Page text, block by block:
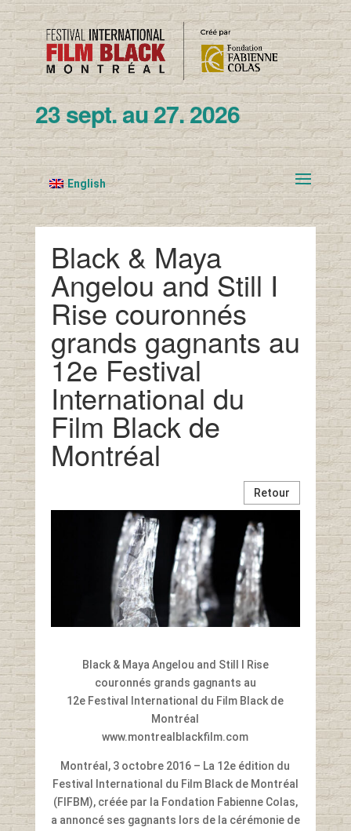
23 sept. au 27. 2026
English
Black & Maya
Angelou and Still I
Rise couronnés
grands gagnants au
12e Festival
International du
Film Black de
Montréal
Retour
Black & Maya Angelou and Still I Rise
couronnés grands gagnants au
12e Festival International du Film Black de
Montréal
www.montrealblackfilm.com
Montréal, 3 octobre 2016 – La 12e édition du
Festival International du Film Black de Montréal
(FIFBM), créée par la Fondation Fabienne Colas,
a annoncé ses gagnants lors de la cérémonie de